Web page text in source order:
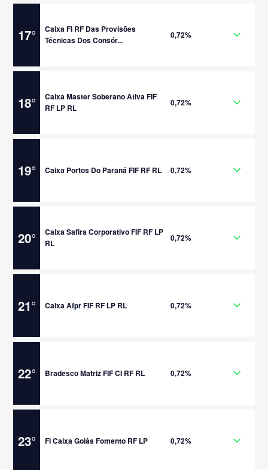
17°
Caixa FI RF Das Provisões
Técnicas Dos Consór...
0,72%
18°
Caixa Master Soberano Ativa FIF
RF LP RL
0,72%
19° Caixa Portos Do Paraná FIF RF RL 0,72%
20°
Caixa Safira Corporativo FIF RF LP
RL
0,72%
21° Caixa Afpr FIF RF LP RL 0,72%
22° Bradesco Matriz FIF CI RF RL 0,72%
23° FI Caixa Goiás Fomento RF LP 0,72%